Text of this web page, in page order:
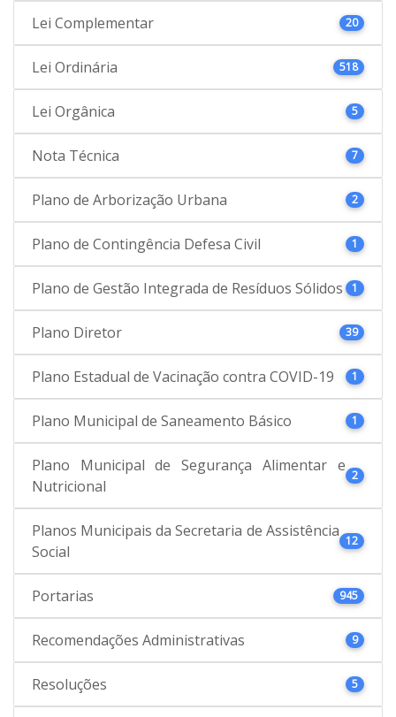
Lei Complementar 20
Lei Ordinária 518
Lei Orgânica 5
Nota Técnica 7
Plano de Arborização Urbana 2
Plano de Contingência Defesa Civil 1
Plano de Gestão Integrada de Resíduos Sólidos 1
Plano Diretor 39
Plano Estadual de Vacinação contra COVID-19 1
Plano Municipal de Saneamento Básico 1
Plano Municipal de Segurança Alimentar e
Nutricional
2
Planos Municipais da Secretaria de Assistência
Social
12
Portarias 945
Recomendações Administrativas 9
Resoluções 5